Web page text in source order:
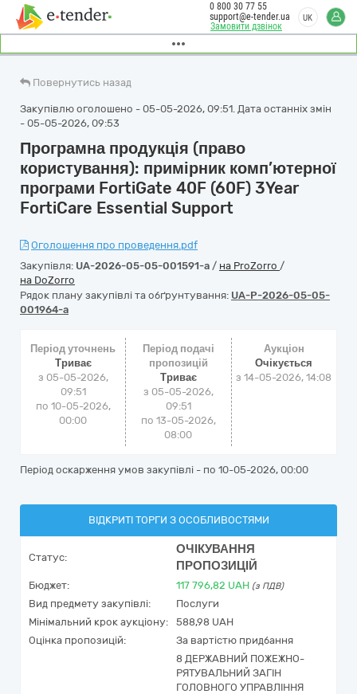
Замовити дзвінок
0 800 30 77 55
support@e-tender.ua
UK
Повернутись назад
Закупівлю оголошено - 05-05-2026, 09:51. Дата останніх змін
- 05-05-2026, 09:53
Програмна продукція (право
користування): примірник комп’ютерної
програми FortiGate 40F (60F) 3Year
FortiCare Essential Support
Оголошення про проведення.pdf
Закупівля: UA-2026-05-05-001591-a / на ProZorro /
на DoZorro
Рядок плану закупівлі та обґрунтування: UA-P-2026-05-05-
001964-a
Період уточнень
Триває
з 05-05-2026,
09:51
по 10-05-2026,
00:00
Період подачі
пропозицій
Триває
з 05-05-2026,
09:51
по 13-05-2026,
08:00
Аукціон
Очікується
з14-05-2026, 14:08
Період оскарження умов закупівлі - по 10-05-2026, 00:00
ВІДКРИТІ ТОРГИ З ОСОБЛИВОСТЯМИ
Статус:
ОЧІКУВАННЯ
ПРОПОЗИЦІЙ
Бюджет: 117 796,82 UAH (з ПДВ)
Вид предмету закупівлі:
Послуги
Мінімальний крок аукціону:
588,98 UAH
Оцінка пропозицій:
За вартістю придбання
8 ДЕРЖАВНИЙ ПОЖЕЖНО-
РЯТУВАЛЬНИЙ ЗАГІН
ГОЛОВНОГО УПРАВЛІННЯ